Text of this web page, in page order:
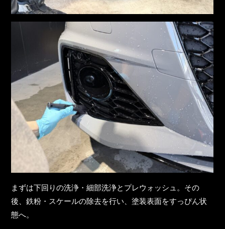
まずは下回りの洗浄・細部洗浄とプレウォッシュ。その
後、鉄粉・スケールの除去を行い、塗装表面をすっぴん状
態へ。